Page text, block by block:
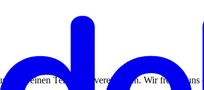
um einen Termin zu vereinbaren. Wir freuen